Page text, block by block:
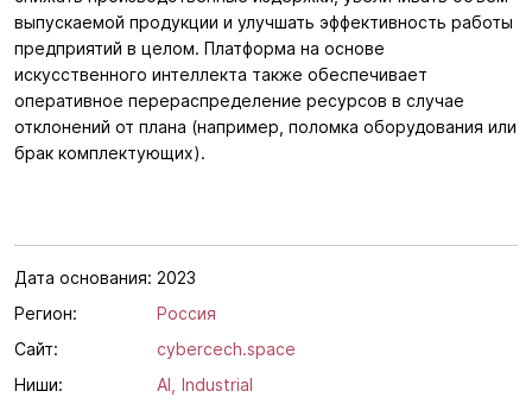
выпускаемой продукции и улучшать эффективность работы
предприятий в целом. Платформа на основе
искусственного интеллекта также обеспечивает
оперативное перераспределение ресурсов в случае
отклонений от плана (например, поломка оборудования или
брак комплектующих).
Дата основания: 2023
Регион:
Россия
Сайт:
cybercech.space
Ниши:
AI, Industrial